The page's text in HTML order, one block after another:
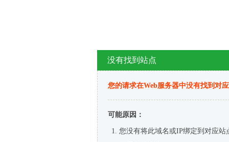
没有找到站点
您的请求在Web服务器中没有找到对
可能原因：
您没有将此域名或IP绑定到对应站